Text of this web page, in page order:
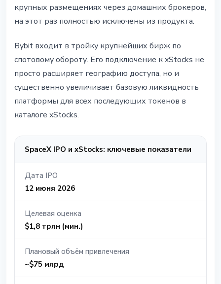
крупных размещениях через домашних брокеров,
на этот раз полностью исключены из продукта.
Bybit входит в тройку крупнейших бирж по
спотовому обороту. Его подключение к xStocks не
просто расширяет географию доступа, но и
существенно увеличивает базовую ликвидность
платформы для всех последующих токенов в
каталоге xStocks.
SpaceX IPO и xStocks: ключевые показатели
Дата IPO
12 июня 2026
Целевая оценка
$1,8 трлн (мин.)
Плановый объём привлечения
~$75 млрд